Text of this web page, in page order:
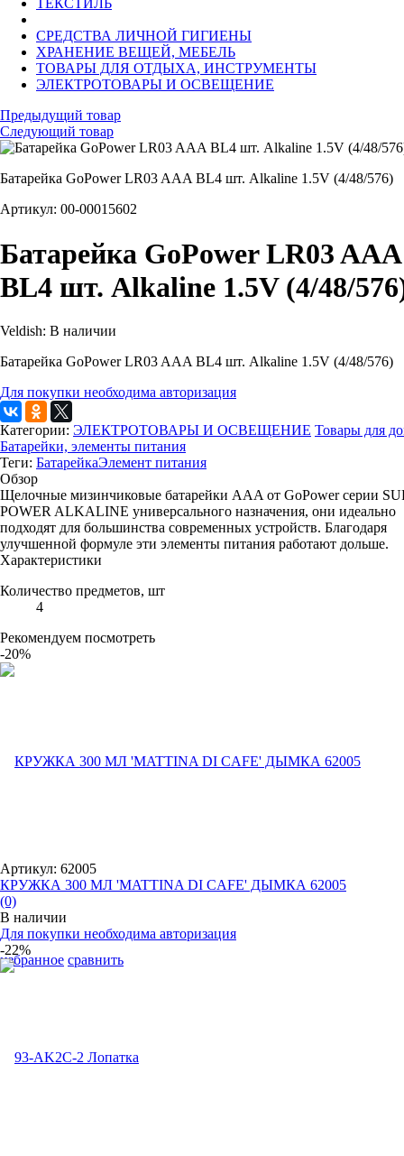
ТЕКСТИЛЬ
СРЕДСТВА ЛИЧНОЙ ГИГИЕНЫ
ХРАНЕНИЕ ВЕЩЕЙ, МЕБЕЛЬ
ТОВАРЫ ДЛЯ ОТДЫХА, ИНСТРУМЕНТЫ
ЭЛЕКТРОТОВАРЫ И ОСВЕЩЕНИЕ
Предыдущий товар
Следующий товар
Батарейка GoPower LR03 AAA BL4 шт. Alkaline 1.5V (4/48/576)
Артикул: 00-00015602
Батарейка GoPower LR03 AAA
BL4 шт. Alkaline 1.5V (4/48/
Veldish: В наличии
Батарейка GoPower LR03 AAA BL4 шт. Alkaline 1.5V (4/48/576)
Для покупки необходима авторизация
Категории: ЭЛЕКТРОТОВАРЫ И ОСВЕЩЕНИЕ Товары для
Батарейки, элементы питания
Теги: БатарейкаЭлемент питания
Обзор
Щелочные мизинчиковые батарейки AAA от GoPower серии
POWER ALKALINE универсального назначения, они идеально
подходят для большинства современных устройств. Благодаря
улучшенной формуле эти элементы питания работают дольше.
Характеристики
Количество предметов, шт
4
Рекомендуем посмотреть
-20%
избранное сравнить
Артикул: 62005
КРУЖКА 300 МЛ 'MATTINA DI CAFE' ДЫМКА 62005
(0)
В наличии
Для покупки необходима авторизация
-22%